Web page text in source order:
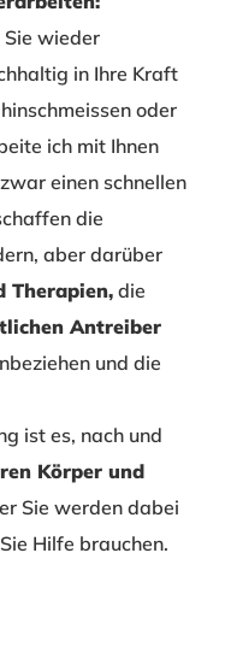
Sie wieder
in Ihre Kraft
oder
ich mit Ihnen
einen schnellen
die
aber darüber
Therapien,die
Antreiber
und die
ist es, nach und
Körper und
Sie werden dabei
Hilfe brauchen.